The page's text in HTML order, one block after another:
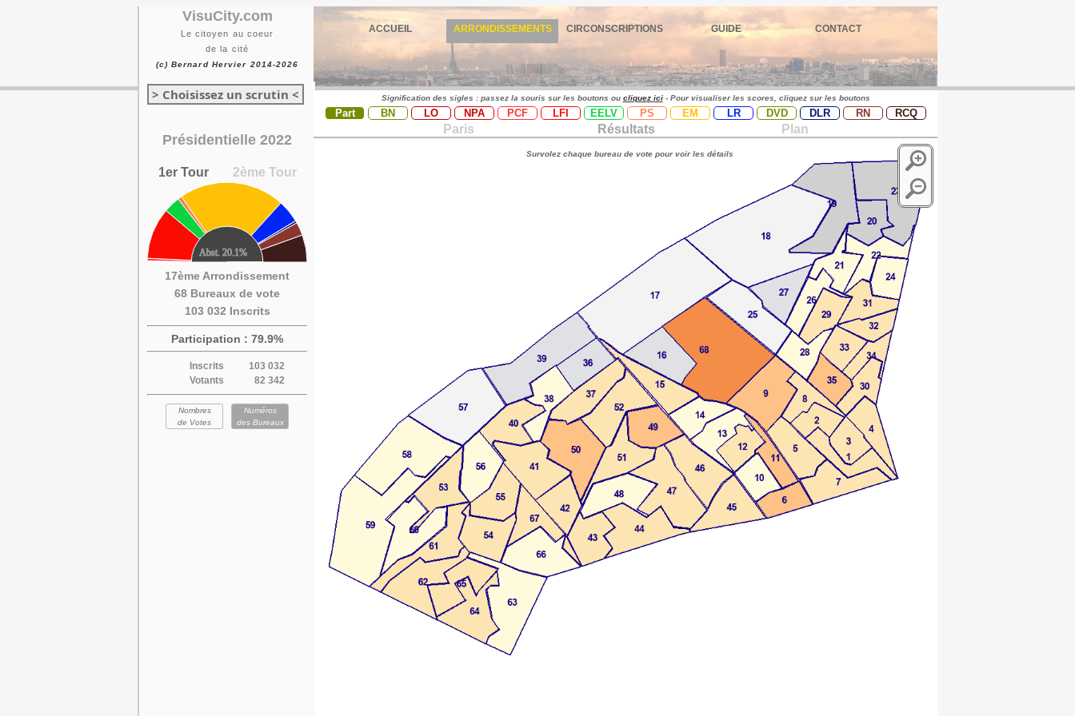
VisuCity.com
Le citoyen au coeur
de la cité
(c) Bernard Hervier 2014-2026
ACCUEIL ARRONDISSEMENTS CIRCONSCRIPTIONS GUIDE CONTACT
> Choisissez un scrutin <
Présidentielle 2022
1er Tour 2ème Tour
17ème Arrondissement
68 Bureaux de vote
103 032 Inscrits
Participation : 79.9%
Inscrits
103 032
Votants
82 342
Nombres
de Votes
Numéros
des Bureaux
Signification des sigles : passez la souris sur les boutons ou cliquez ici- Pour visualiser les scores, cliquez sur les boutons
Part BN LO NPA PCF LFI EELV PS EM LR DVD DLR RN RCQ
Paris Résultats Plan
Survolez chaque bureau de vote pour voir les détails